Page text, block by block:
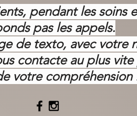
pendant les soins
pas les appels.
de texto, avec votre
contacte au plus vite
votre compréhension